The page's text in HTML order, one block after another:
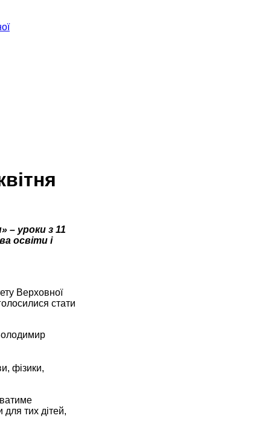
– уроки з 11
освіти і
Верховної
стати
фізики,
тих дітей,